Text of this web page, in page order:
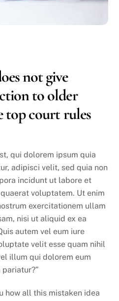
not give
to older
top court rules
qui dolorem ipsum quia
adipisci velit, sed quia non
incidunt ut labore et
voluptatem. Ut enim
exercitationem ullam
nisi ut aliquid ex ea
autem vel eum iure
velit esse quam nihil
illum qui dolorem eum
how all this mistaken idea